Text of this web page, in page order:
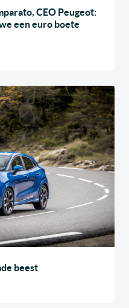
CEO Peugeot:
een euro boete
beest